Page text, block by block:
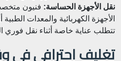
نقل الأجهزة الحساسة: فنيون
الأجهزة الكهربائية والمعدات الطبية
تتطلب عناية خاصة أثناء نقل فوري
تغليف احترافي